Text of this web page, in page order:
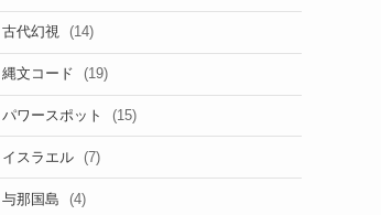
古代幻視 (14)
縄文コード (19)
パワースポット (15)
イスラエル (7)
与那国島 (4)